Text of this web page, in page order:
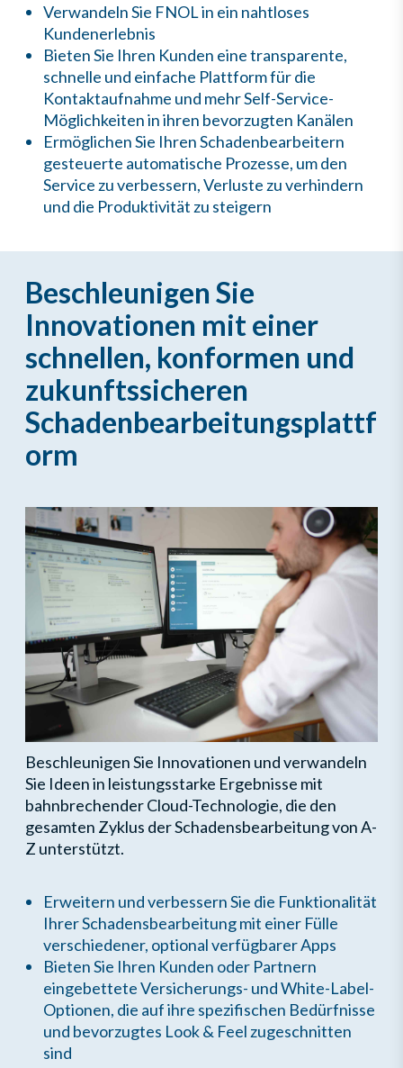
Verwandeln Sie FNOL in ein nahtloses
Kundenerlebnis
Bieten Sie Ihren Kunden eine transparente,
schnelle und einfache Plattform für die
Kontaktaufnahme und mehr Self-Service-
Möglichkeiten in ihren bevorzugten Kanälen
Ermöglichen Sie Ihren Schadenbearbeitern
gesteuerte automatische Prozesse, um den
Service zu verbessern, Verluste zu verhindern
und die Produktivität zu steigern
Beschleunigen Sie
Innovationen mit einer
schnellen, konformen und
zukunftssicheren
Schadenbearbeitungsplattf
orm
Beschleunigen Sie Innovationen und verwandeln
Sie Ideen in leistungsstarke Ergebnisse mit
bahnbrechender Cloud-Technologie, die den
gesamten Zyklus der Schadensbearbeitung von A-
Z unterstützt.
Erweitern und verbessern Sie die Funktionalität
Ihrer Schadensbearbeitung mit einer Fülle
verschiedener, optional verfügbarer Apps
Bieten Sie Ihren Kunden oder Partnern
eingebettete Versicherungs- und White-Label-
Optionen, die auf ihre spezifischen Bedürfnisse
und bevorzugtes Look & Feel zugeschnitten
sind